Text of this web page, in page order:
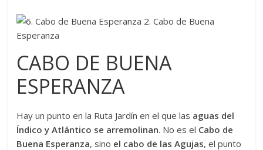
CABO DE BUENA
ESPERANZA
Hay un punto en la Ruta Jardín en el que las aguas del
Índico y Atlántico se arremolinan. No es el Cabo de
Buena Esperanza, sino el cabo de las Agujas, el punto